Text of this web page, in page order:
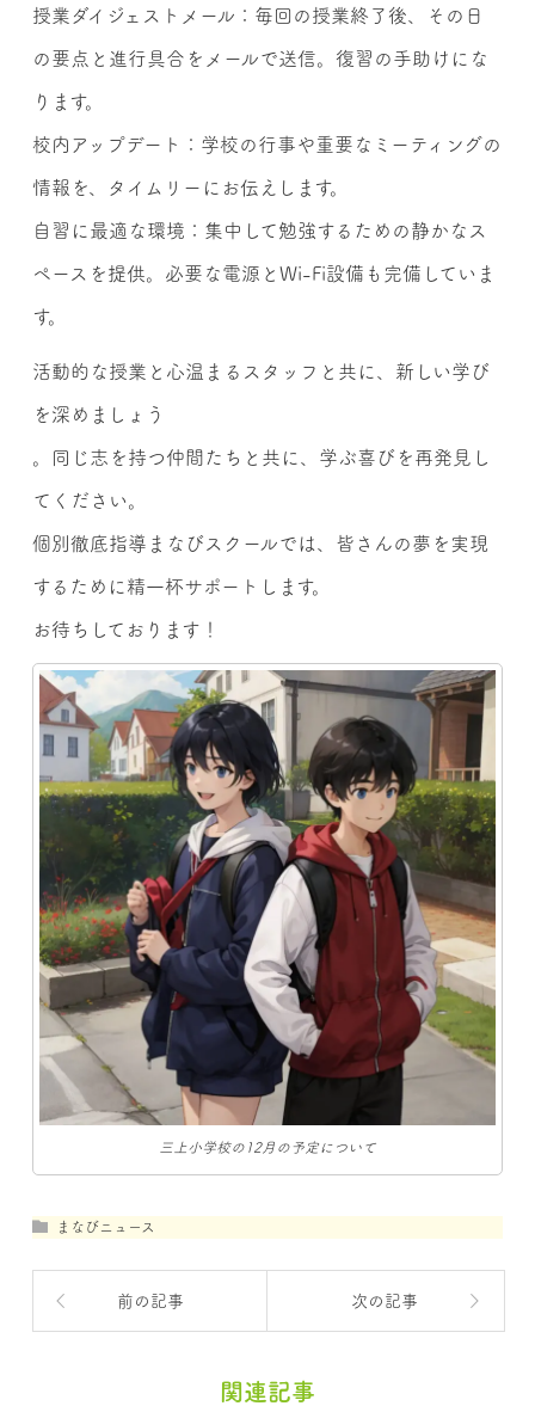
授業ダイジェストメール：毎回の授業終了後、その日
の要点と進行具合をメールで送信。復習の手助けにな
ります。
校内アップデート：学校の行事や重要なミーティングの
情報を、タイムリーにお伝えします。
自習に最適な環境：集中して勉強するための静かなス
ペースを提供。必要な電源とWi-Fi設備も完備していま
す。
活動的な授業と心温まるスタッフと共に、新しい学び
を深めましょう
。同じ志を持つ仲間たちと共に、学ぶ喜びを再発見し
てください。
個別徹底指導まなびスクールでは、皆さんの夢を実現
するために精一杯サポートします。
お待ちしております！
三上小学校の12月の予定について
まなびニュース
前の記事 次の記事
関連記事